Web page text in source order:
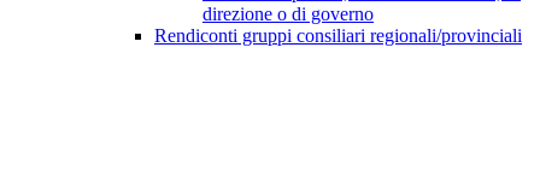
direzione o di governo
Rendiconti gruppi consiliari regionali/provinciali